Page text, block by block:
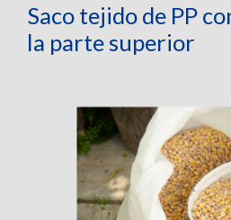
Saco tejido de PP
la parte superior